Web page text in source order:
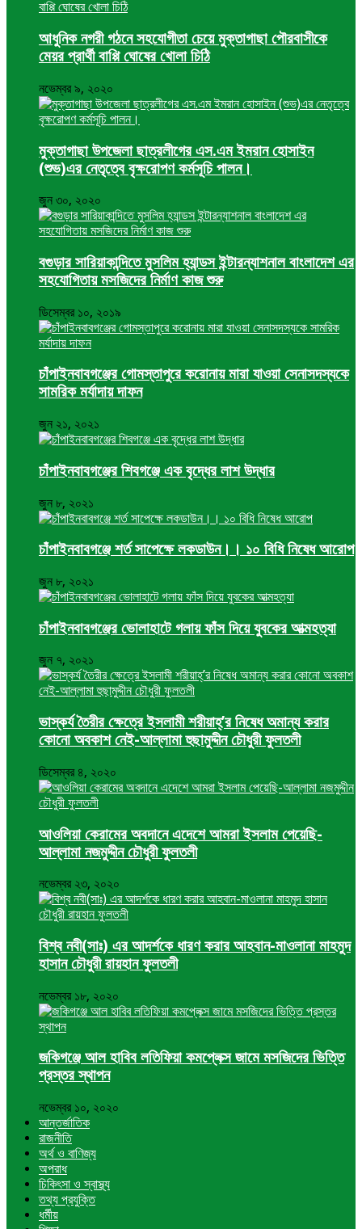
আধুনিক নগরী গঠনে সহযোগীতা চেয়ে মুক্তাগাছা পৌরবাসীকে
মেয়র প্রার্থী বাপ্পি ঘোষের খোলা চিঠি
নভেম্বর ৯, ২০২০
মুক্তাগাছা উপজেলা ছাত্রলীগের এস.এম ইমরান হোসাইন
(শুভ)এর নেতৃত্বে বৃক্ষরোপণ কর্মসূচি পালন।
জুন ৩০, ২০২০
বগুড়ার সারিয়াকান্দিতে মুসলিম হ্যান্ডস ইন্টারন্যাশনাল বাংলাদেশ এর
সহযোগিতায় মসজিদের নির্মাণ কাজ শুরু
ডিসেম্বর ১০, ২০১৯
চাঁপাইনবাবগঞ্জের গোমস্তাপুরে করোনায় মারা যাওয়া সেনাসদস্যকে
সামরিক মর্যাদায় দাফন
জুন ২১, ২০২১
চাঁপাইনবাবগঞ্জের শিবগঞ্জে এক বৃদ্ধের লাশ উদ্ধার
জুন ৮, ২০২১
চাঁপাইনবাবগঞ্জে শর্ত সাপেক্ষে লকডাউন।। ১০ বিধি নিষেধ আরোপ
জুন ৮, ২০২১
চাঁপাইনবাবগঞ্জের ভোলাহাটে গলায় ফাঁস দিয়ে যুবকের আত্মহত্যা
জুন ৭, ২০২১
ভাস্কর্য তৈরীর ক্ষেত্রে ইসলামী শরীয়াহ্’র নিষেধ অমান্য করার
কোনো অবকাশ নেই-আল্লামা হুছামুদ্দীন চৌধুরী ফুলতলী
ডিসেম্বর ৪, ২০২০
আওলিয়া কেরামের অবদানে এদেশে আমরা ইসলাম পেয়েছি-
আল্লামা নজমুদ্দীন চৌধুরী ফুলতলী
নভেম্বর ২৩, ২০২০
বিশ্ব নবী(সাঃ) এর আদর্শকে ধারণ করার আহবান-মাওলানা মাহমুদ
হাসান চৌধুরী রায়হান ফুলতলী
নভেম্বর ১৮, ২০২০
জকিগঞ্জে আল হাবিব লতিফিয়া কমপ্লেক্স জামে মসজিদের ভিত্তি
প্রস্তর স্থাপন
নভেম্বর ১০, ২০২০
আন্তর্জাতিক
রাজনীতি
অর্থ ও বাণিজ্য
অপরাধ
চিকিৎসা ও স্বাস্থ্য
তথ্য প্রযুক্তি
ধর্মীয়